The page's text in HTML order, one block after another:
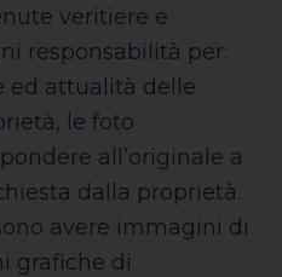
veritiere e
responsabilità per:
ed attualità delle
le foto
all’originale a
dalla proprietà.
avere immagini di
grafiche di